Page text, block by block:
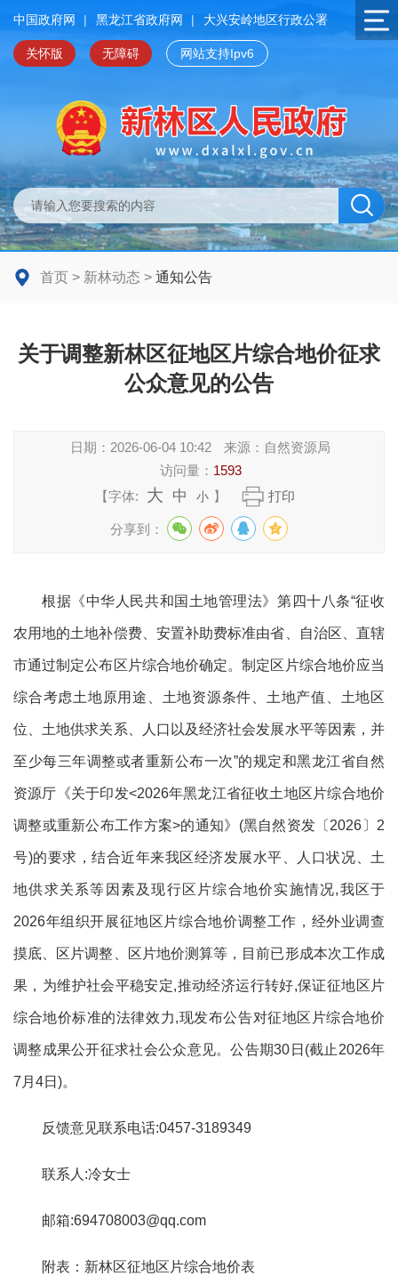
中国政府网 | 黑龙江省政府网 | 大兴安岭地区行政公署
关怀版 无障碍 网站支持Ipv6
首页 > 新林动态 > 通知公告
关于调整新林区征地区片综合地价征求
公众意见的公告
日期： 2026-06-04 10:42 来源： 自然资源局
访问量： 1593
【字体:
大 中 小 】 打印
分享到：
根据《中华人民共和国土地管理法》第四十八条“征收
农用地的土地补偿费、安置补助费标准由省、自治区、直辖
市通过制定公布区片综合地价确定。制定区片综合地价应当
综合考虑土地原用途、土地资源条件、土地产值、土地区
位、土地供求关系、人口以及经济社会发展水平等因素，并
至少每三年调整或者重新公布一次”的规定和黑龙江省自然
资源厅《关于印发<2026年黑龙江省征收土地区片综合地价
调整或重新公布工作方案>的通知》 (黑自然资发〔2026〕2
号)的要求 ，结合近年来我区经济发展水平、人口状况、土
地供求关系等因素及现行区片综合地价实施情况,我区于
2026年组织开展征地区片综合地价调整工作，经外业调查
摸底、区片调整、区片地价测算等，目前已形成本次工作成
果， 为维护社会平稳安定,推动经济运行转好,保证征地区片
综合地价标准的法律效力,现发布公告对征地区片综合地价
调整成果公开征求社会公众意见。公告期30日(截止2026年
7月4日)。
反馈意见联系电话:0457-3189349
联系人 :冷女士
邮箱:694708003@qq.com
附表：新林区征地区片综合地价表